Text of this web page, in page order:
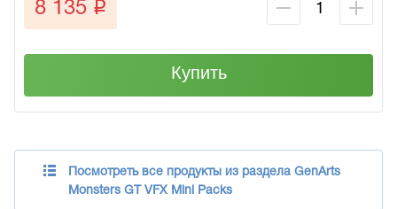
8 135 q
Купить
Посмотреть все продукты из раздела GenArts
Monsters GT VFX Mini Packs